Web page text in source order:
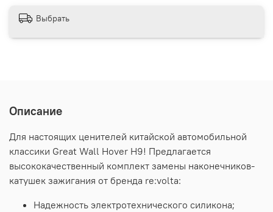
Выбрать
Описание
Для настоящих ценителей китайской автомобильной
классики Great Wall Hover H9! Предлагается
высококачественный комплект замены наконечников-
катушек зажигания от бренда re:volta:
Надежность электротехнического силикона;